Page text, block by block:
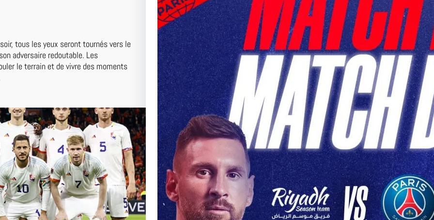
tous les yeux seront tournés vers le
adversaire redoutable. Les
le terrain et de vivre des moments
Le Match PSG de Ce Soir: Un
Duel Palpitant en
Perspective